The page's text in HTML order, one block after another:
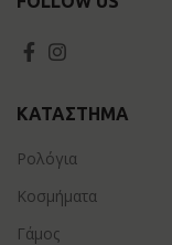
ΚΑΤΆΣΤΗΜΑ
Ρολόγια
Κοσμήματα
Γάμος